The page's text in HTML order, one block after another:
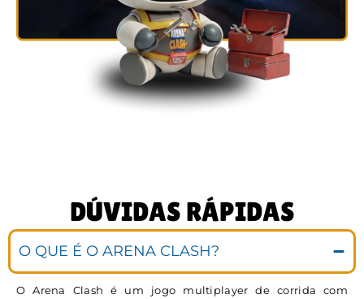
DÚVIDAS RÁPIDAS
O QUE É O ARENA CLASH?
O Arena Clash é um jogo multiplayer de corrida com